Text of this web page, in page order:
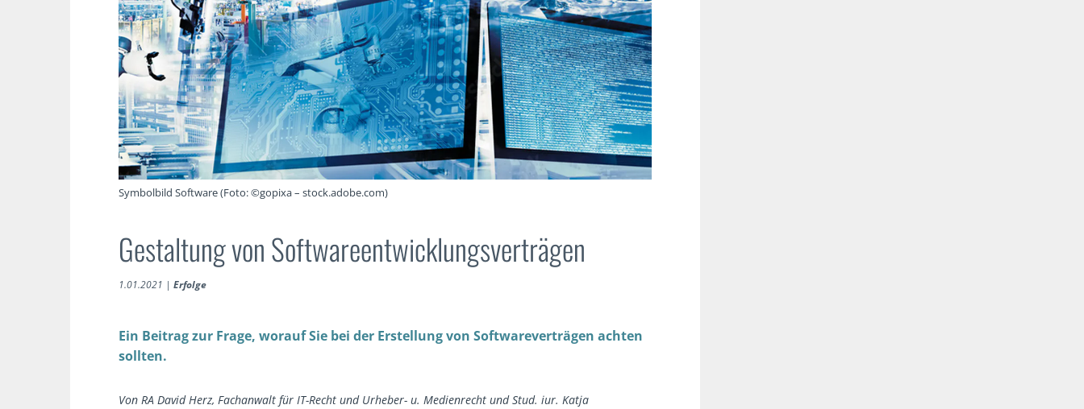
Symbolbild Software (Foto: ©gopixa – stock.adobe.com)
Gestaltung von Softwareentwicklungsverträgen
1.01.2021 |Erfolge
Ein Beitrag zur Frage, worauf Sie bei der Erstellung von Softwareverträgen achten
sollten.
Von RA David Herz, Fachanwalt für IT-Recht und Urheber- u. Medienrecht und Stud. iur. Katja